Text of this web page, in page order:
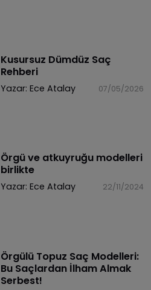
Kusursuz Dümdüz Saç
Rehberi
Yazar: Ece Atalay 07/05/2026
​Örgü ve atkuyruğu modelleri
birlikte
Yazar: Ece Atalay 22/11/2024
Örgülü Topuz Saç Modelleri:
Bu Saçlardan İlham Almak
Serbest!